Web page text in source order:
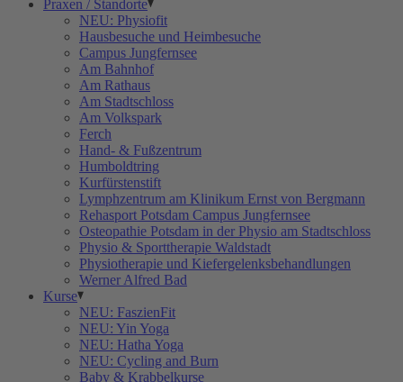
Praxen / Standorte
NEU: Physiofit
Hausbesuche und Heimbesuche
Campus Jungfernsee
Am Bahnhof
Am Rathaus
Am Stadtschloss
Am Volkspark
Ferch
Hand- & Fußzentrum
Humboldtring
Kurfürstenstift
Lymphzentrum am Klinikum Ernst von Bergmann
Rehasport Potsdam Campus Jungfernsee
Osteopathie Potsdam in der Physio am Stadtschloss
Physio & Sporttherapie Waldstadt
Physiotherapie und Kiefergelenksbehandlungen
Werner Alfred Bad
Kurse
NEU: FaszienFit
NEU: Yin Yoga
NEU: Hatha Yoga
NEU: Cycling and Burn
Baby & Krabbelkurse